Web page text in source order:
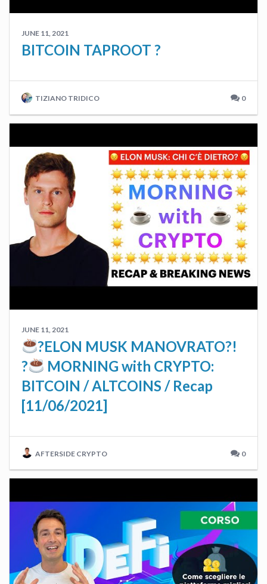
JUNE 11, 2021
BITCOIN TAPROOT ?
TIZIANO TRIDICO 0
JUNE 11, 2021
?ELON MUSK MANOVRATO?!
?
MORNING with CRYPTO:
BITCOIN / ALTCOINS / Recap
[11/06/2021]
AFTERSIDE CRYPTO 0